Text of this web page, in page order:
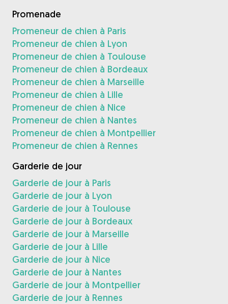
Promenade
Promeneur de chien à Paris
Promeneur de chien à Lyon
Promeneur de chien à Toulouse
Promeneur de chien à Bordeaux
Promeneur de chien à Marseille
Promeneur de chien à Lille
Promeneur de chien à Nice
Promeneur de chien à Nantes
Promeneur de chien à Montpellier
Promeneur de chien à Rennes
Garderie de jour
Garderie de jour à Paris
Garderie de jour à Lyon
Garderie de jour à Toulouse
Garderie de jour à Bordeaux
Garderie de jour à Marseille
Garderie de jour à Lille
Garderie de jour à Nice
Garderie de jour à Nantes
Garderie de jour à Montpellier
Garderie de jour à Rennes